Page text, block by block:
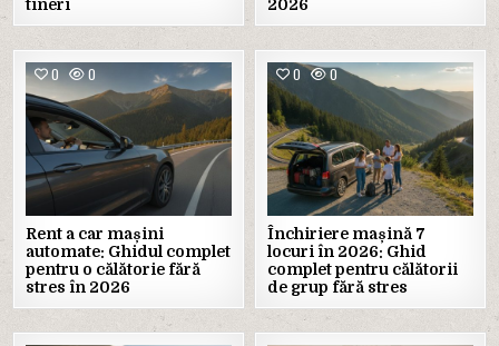
tineri
2026
0 0
Rent a car mașini
automate: Ghidul complet
pentru o călătorie fără
stres în 2026
0 0
Închiriere mașină 7
locuri în 2026: Ghid
complet pentru călătorii
de grup fără stres